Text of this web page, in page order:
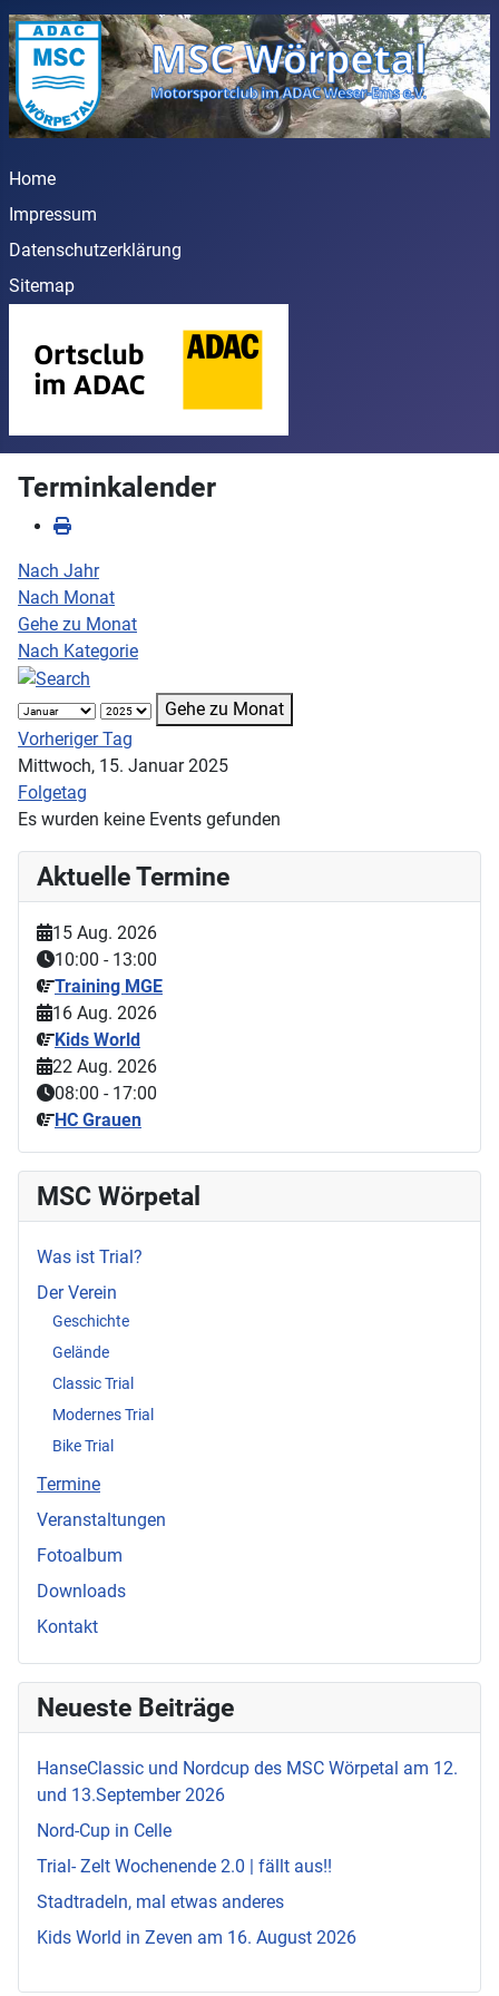
Home
Impressum
Datenschutzerklärung
Sitemap
Terminkalender
Nach Jahr
Nach Monat
Gehe zu Monat
Nach Kategorie
Gehe zu Monat
Vorheriger Tag
Mittwoch, 15. Januar 2025
Folgetag
Es wurden keine Events gefunden
Aktuelle Termine
15 Aug. 2026
10:00 - 13:00
Training MGE
16 Aug. 2026
Kids World
22 Aug. 2026
08:00 - 17:00
HC Grauen
MSC Wörpetal
Was ist Trial?
Der Verein
Geschichte
Gelände
Classic Trial
Modernes Trial
Bike Trial
Termine
Veranstaltungen
Fotoalbum
Downloads
Kontakt
Neueste Beiträge
HanseClassic und Nordcup des MSC Wörpetal am 12.
und 13.September 2026
Nord-Cup in Celle
Trial- Zelt Wochenende 2.0 | fällt aus!!
Stadtradeln, mal etwas anderes
Kids World in Zeven am 16. August 2026